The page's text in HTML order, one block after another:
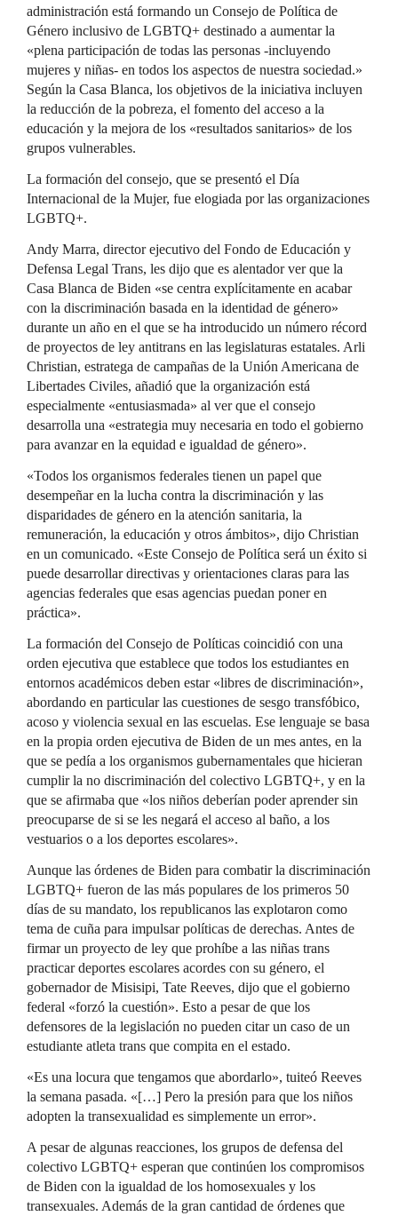
administración está formando un Consejo de Política de
Género inclusivo de LGBTQ+ destinado a aumentar la
«plena participación de todas las personas -incluyendo
mujeres y niñas- en todos los aspectos de nuestra sociedad.»
Según la Casa Blanca, los objetivos de la iniciativa incluyen
la reducción de la pobreza, el fomento del acceso a la
educación y la mejora de los «resultados sanitarios» de los
grupos vulnerables.
La formación del consejo, que se presentó el Día
Internacional de la Mujer, fue elogiada por las organizaciones
LGBTQ+.
Andy Marra, director ejecutivo del Fondo de Educación y
Defensa Legal Trans, les dijo que es alentador ver que la
Casa Blanca de Biden «se centra explícitamente en acabar
con la discriminación basada en la identidad de género»
durante un año en el que se ha introducido un número récord
de proyectos de ley antitrans en las legislaturas estatales. Arli
Christian, estratega de campañas de la Unión Americana de
Libertades Civiles, añadió que la organización está
especialmente «entusiasmada» al ver que el consejo
desarrolla una «estrategia muy necesaria en todo el gobierno
para avanzar en la equidad e igualdad de género».
«Todos los organismos federales tienen un papel que
desempeñar en la lucha contra la discriminación y las
disparidades de género en la atención sanitaria, la
remuneración, la educación y otros ámbitos», dijo Christian
en un comunicado. «Este Consejo de Política será un éxito si
puede desarrollar directivas y orientaciones claras para las
agencias federales que esas agencias puedan poner en
práctica».
La formación del Consejo de Políticas coincidió con una
orden ejecutiva que establece que todos los estudiantes en
entornos académicos deben estar «libres de discriminación»,
abordando en particular las cuestiones de sesgo transfóbico,
acoso y violencia sexual en las escuelas. Ese lenguaje se basa
en la propia orden ejecutiva de Biden de un mes antes, en la
que se pedía a los organismos gubernamentales que hicieran
cumplir la no discriminación del colectivo LGBTQ+, y en la
que se afirmaba que «los niños deberían poder aprender sin
preocuparse de si se les negará el acceso al baño, a los
vestuarios o a los deportes escolares».
Aunque las órdenes de Biden para combatir la discriminación
LGBTQ+ fueron de las más populares de los primeros 50
días de su mandato, los republicanos las explotaron como
tema de cuña para impulsar políticas de derechas. Antes de
firmar un proyecto de ley que prohíbe a las niñas trans
practicar deportes escolares acordes con su género, el
gobernador de Misisipi, Tate Reeves, dijo que el gobierno
federal «forzó la cuestión». Esto a pesar de que los
defensores de la legislación no pueden citar un caso de un
estudiante atleta trans que compita en el estado.
«Es una locura que tengamos que abordarlo», tuiteó Reeves
la semana pasada. «[…] Pero la presión para que los niños
adopten la transexualidad es simplemente un error».
A pesar de algunas reacciones, los grupos de defensa del
colectivo LGBTQ+ esperan que continúen los compromisos
de Biden con la igualdad de los homosexuales y los
transexuales. Además de la gran cantidad de órdenes que